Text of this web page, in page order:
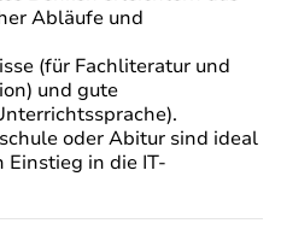
Abläufe und
(für Fachliteratur und
und gute
oder Abitur sind ideal
Einstieg in die IT-